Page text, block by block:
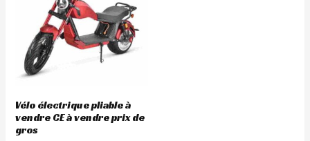
Vélo électrique pliable à
vendre CE à vendre prix de
gros